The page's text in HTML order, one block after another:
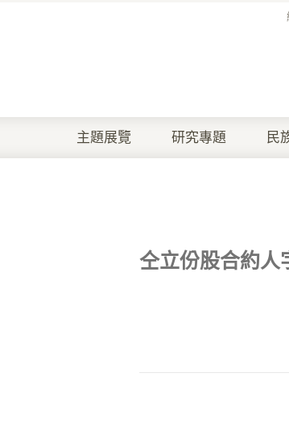
主題展覽 研究專題 民
仝立份股合約人